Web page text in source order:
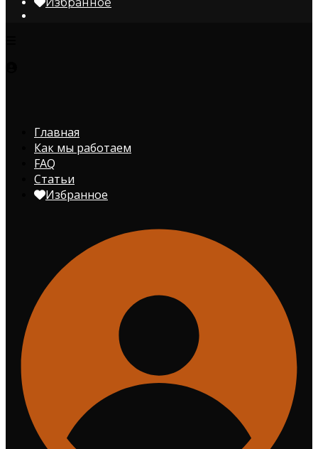
Избранное
Главная
Как мы работаем
FAQ
Статьи
Избранное